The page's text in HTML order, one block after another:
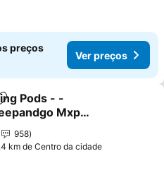
preços
Ver preços
aos favoritos
Pods - -
Mxp
958
km de Centro da cidade